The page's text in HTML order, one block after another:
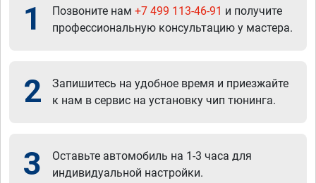
1 Позвоните нам +7 499 113-46-91 и получите
профессиональную консультацию у мастера.
2
Запишитесь на удобное время и приезжайте
к нам в сервис на установку чип тюнинга.
3
Оставьте автомобиль на 1-3 часа для
индивидуальной настройки.